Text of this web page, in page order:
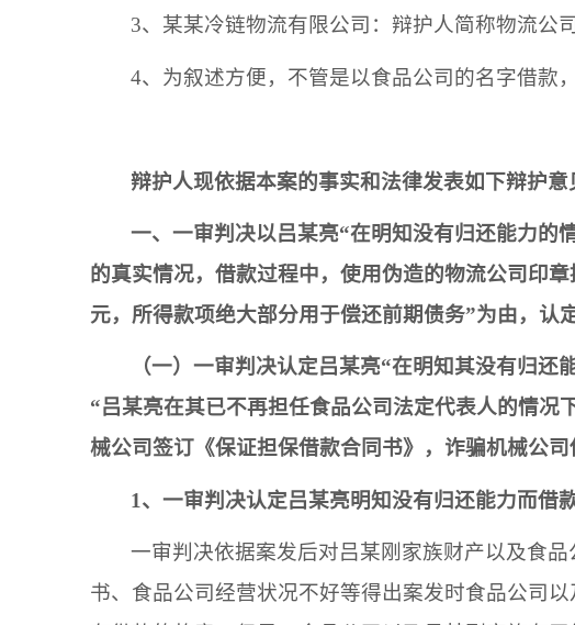
3、 某某冷链物流有限公司：辩护人简称物流公司
4、 为叙述方便，不管是以食品公司的名字借款
辩护人现依据本案的事实和法律发表如下辩护意
一、一审判决以吕某亮“在明知没有归还能力的
的真实情况，借款过程中，使用伪造的物流公司 印章
元，所得款项绝大部分用于偿还前期债务”为由，认
（一）一审判决认定吕某亮“在明知其没有归还
“吕某亮在其已不再担任食品公司法定代表人的情况
械公司签订《保证担保借款合同书》，诈骗机械公司
1、一审判决认定吕某亮明知没有归还能力而借
一审判决依据案发后对吕某刚 家族财产以及食品
书、 食品公司 经营状况不好等得出案发时食品公司 以